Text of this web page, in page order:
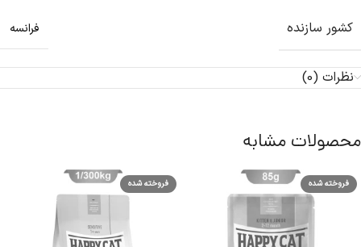
کشور سازنده فرانسه
نظرات (0)
محصولات مشابه
فروخته شده فروخته شده